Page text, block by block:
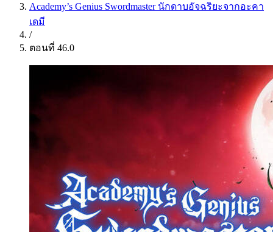
Academy’s Genius Swordmaster นักดาบอัจฉริยะจากอะคา
เดมี
/
ตอนที่ 46.0